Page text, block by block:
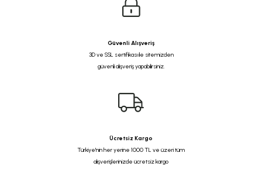
Güvenli Alışveriş
3D ve SSL sertifikası ile sitemizden
güvenli alışveriş yapabilirsiniz.
Ücretsiz Kargo
Türkiye'nin her yerine 1000 TL ve üzeri tüm
alışverişlerinizde ücretsiz kargo